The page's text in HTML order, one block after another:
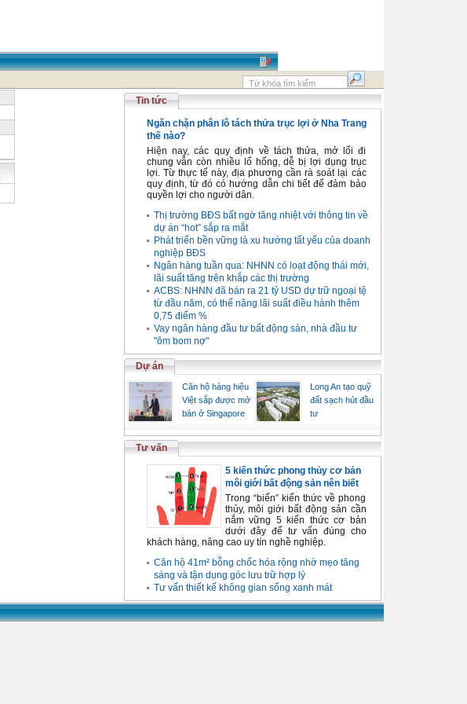
Tin tức
Ngăn chặn phân lô tách thửa trục lợi ở Nha Trang
thế nào?
Hiện nay, các quy định về tách thửa, mở lối đi
chung vẫn còn nhiều lổ hổng, dễ bị lợi dụng trục
lợi. Từ thực tế này, địa phương cần rà soát lại các
quy định, từ đó có hướng dẫn chi tiết để đảm bảo
quyền lợi cho người dân.
Thị trường BĐS bất ngờ tăng nhiệt với thông tin về
dự án “hot” sắp ra mắt
Phát triển bền vững là xu hướng tất yếu của doanh
nghiệp BĐS
Ngân hàng tuần qua: NHNN có loạt động thái mới,
lãi suất tăng trên khắp các thị trường
ACBS: NHNN đã bán ra 21 tỷ USD dự trữ ngoại tệ
từ đầu năm, có thể nâng lãi suất điều hành thêm
0,75 điểm %
Vay ngân hàng đầu tư bất động sản, nhà đầu tư
"ôm bom nợ"
Dự án
Căn hộ hàng hiệu
Việt sắp được mở
bán ở Singapore
Long An tạo quỹ
đất sạch hút đầu
tư
Tư vấn
5 kiến thức phong thủy cơ bản
môi giới bất động sản nên biết
Trong “biển” kiến thức về phong
thủy, môi giới bất động sản cần
nắm vững 5 kiến thức cơ bản
dưới đây để tư vấn đúng cho
khách hàng, nâng cao uy tín nghề nghiệp.
Căn hộ 41m² bỗng chốc hóa rộng nhờ mẹo tăng
sáng và tận dụng góc lưu trữ hợp lý
Tư vấn thiết kế không gian sống xanh mát